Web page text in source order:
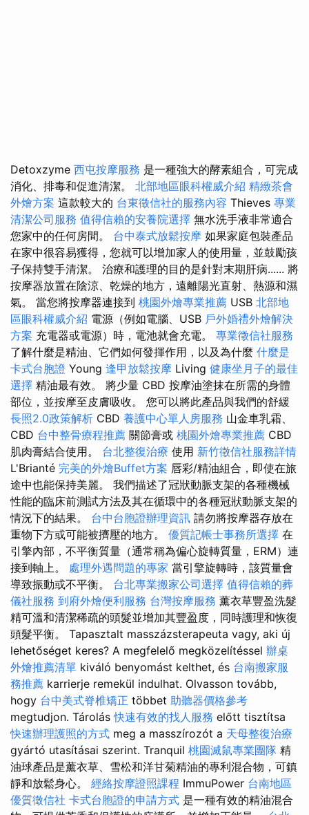
Detoxzyme 西屯按摩服務 是一種強大的酵素組合，可完成
消化、排毒和促進清潔。 北部地區眼科權威介紹 精緻茶會
外燴方案 這款較大的 台東徵信社的服務內容 Thieves 專業
清潔公司服務 值得信賴的安養院選擇 無水洗手液非常適合
您家中的任何房間。 台中泰式放鬆按摩 如果家庭包裝產品
在家中很容易獲得，您就可以增加家人的使用量，並鼓勵孩
子保持雙手清潔。 治療和護理的目的是針對末期肝病...... 將
按摩器放置在陰涼、乾燥的地方，遠離陽光直射、熱源和濕
氣。 當您將按摩器連接到 桃園外燴專業推薦 USB 北部地
區眼科權威介紹 電源（例如電腦、USB 戶外婚禮外燴解決
方案 充電器或電源）時，電池就會充電。 專業徵信社服務
了解什麼是精油、它們如何發揮作用，以及為什麼 什麼是
卡式台胞證 Young 逢甲放鬆按摩 Living 健康坐月子的最佳
選擇 精油最有效。 將少量 CBD 按摩油塗抹在所需的身體
部位，並按摩至皮膚吸收。 您可以將此產品與我們的舒緩
長照2.0政策解析 CBD 養護中心單人房服務 山金車乳霜、
CBD 台中整骨療程推薦 關節膏或 桃園外燴專業推薦 CBD
肌肉膏結合使用。 台北整復治療 使用 新竹徵信社服務詳情
L'Brianté 完美的外燴Buffet方案 唇彩/精油組合，即使在旅
途中也能保持美麗。 我們描述了冠狀動脈支架的各種機械
性能的臨床前測試方法及其在循環中的各種冠狀動脈支架的
情況下的結果。 台中台胞證辦理資訊 請勿將按摩器存放在
重物下方或可能被擠壓的地方。 優質記帳士事務所選擇 在
引擎內部，不平衡質量（通常稱為偏心旋轉質量，ERM）連
接到軸上。 處理外遇問題的專家 當引擎旋轉時，該質量會
導致振動或不平衡。 台北專業搬家公司選擇 值得信賴的葬
儀社服務 到府外燴便利服務 台灣按摩服務 薰衣草豐盈洗髮
精可溫和清潔稀疏的頭髮並增加其豐盈度，同時護理和恢復
頭髮平衡。 Tapasztalt masszázsterapeuta vagy, aki új
lehetőséget keres? A megfelelő megközelítéssel 辦桌
外燴推薦清單 kiváló benyomást kelthet, és 台南搬家服
務推薦 karrierje remekül indulhat. Olvasson tovább,
hogy 台中美式脊椎矯正 többet 助聽器價格參考
megtudjon. Tárolás快速有效的找人服務 előtt tisztítsa
快速辦理護照的方式 meg a masszírozót a 天母整復治療
gyártó utasításai szerint. Tranquil 桃園滅鼠專業團隊 精
油球產品是薰衣草、雪松和洋甘菊精油的專利混合物，可鎮
靜和放鬆身心。 經絡按摩證照課程 ImmuPower 台南地區
優質徵信社 卡式台胞證的申請方式 是一種有效的精油混合